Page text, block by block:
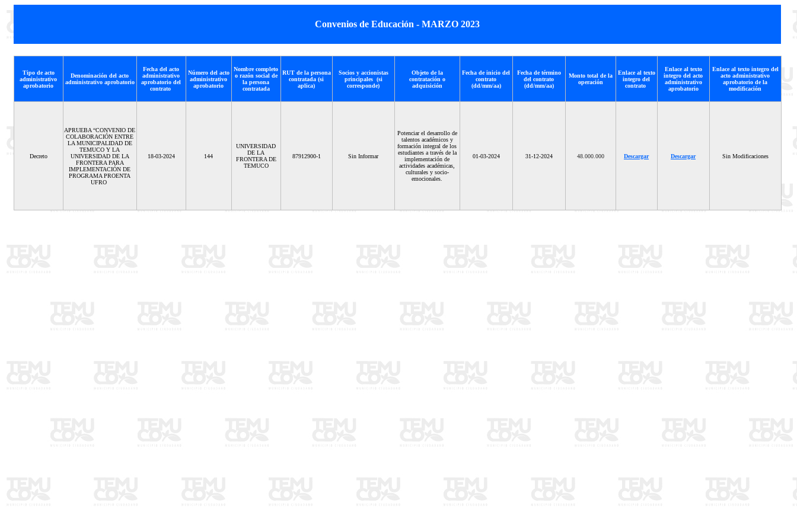
Convenios de Educación - MARZO 2023
Tipo de acto
administrativo
aprobatorio
Denominación del acto
administrativo aprobatorio
Fecha del acto
administrativo
aprobatorio del
contrato
Número del acto
administrativo
aprobatorio
Nombre completo
o razón social de
la persona
contratada
RUT de la persona
contratada (si
aplica)
Socios y accionistas
principales (si
corresponde)
Objeto de la
contratación o
adquisición
Fecha de inicio del
contrato
(dd/mm/aa)
Fecha de término
del contrato
(dd/mm/aa)
Monto total de la
operación
Enlace al texto
integro del
contrato
Enlace al texto
integro del acto
administrativo
aprobatorio
Enlace al texto integro del
acto administrativo
aprobatorio de la
modificación
Decreto
APRUEBA “CONVENIO DE
COLABORACIÓN ENTRE
LA MUNICIPALIDAD DE
TEMUCO Y LA
UNIVERSIDAD DE LA
FRONTERA PARA
IMPLEMENTACIÓN DE
PROGRAMA PROENTA
UFRO
18-03-2024 144
UNIVERSIDAD
DE LA
FRONTERA DE
TEMUCO
87912900-1 Sin Informar
Potenciar el desarrollo de
talentos académicos y
formación integral de los
estudiantes a través de la
implementación de
actividades académicas,
culturales y socio-
emocionales.
01-03-2024 31-12-2024 48.000.000 Descargar Descargar Sin Modificaciones